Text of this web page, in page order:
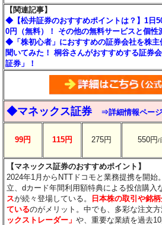
【関連記事】
◆【松井証券のおすすめポイントは？】1日
0円（無料）！ その他の無料サービスと個性
◆「株初心者」におすすめの証券会社を株主
聞いてみた！ 桐谷さんがおすすめする証券
証券」！
◆マネックス証券 ⇒詳細情報ペー
99円 115円 275円 550円/
【マネックス証券のおすすめポイント】
2024年1月からNTTドコモと業務提携を開始
立、dカード年間利用額特典による投信購入
スが続々登場している。
日本株の取引や銘
ているのがメリット。中でも、多彩な注文
ックストレーダー」や、重要な業績を過去